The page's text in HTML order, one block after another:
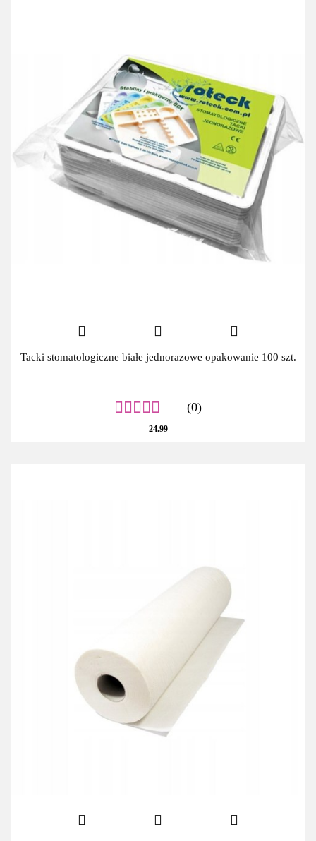
Tacki stomatologiczne białe jednorazowe opakowanie 100 szt.
(0)
24.99